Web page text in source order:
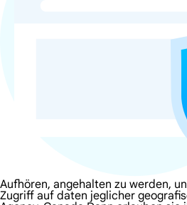
Aufhören, angehalten zu werden,
Zugriff auf daten jeglicher